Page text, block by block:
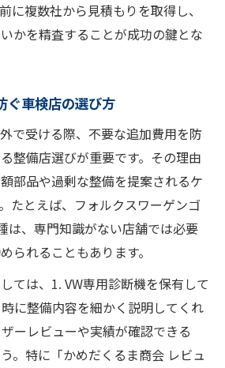
に複数社から見積もりを取得し、
かを精査することが成功の鍵とな
ぐ車検店の選び方
で受ける際、不要な追加費用を防
整備店選びが重要です。その理由
部品や過剰な整備を提案されるケ
たとえば、フォルクスワーゲンゴ
は、専門知識がない店舗では必要
られることもあります。
ては、1. VW専用診断機を保有して
に整備内容を細かく説明してくれ
ーレビューや実績が確認できる
。特に「かめだくるま商会 レビュ